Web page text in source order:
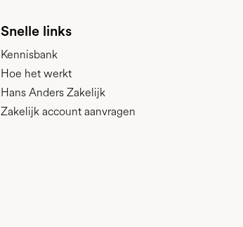
Snelle links
Kennisbank
Hoe het werkt
Hans Anders Zakelijk
Zakelijk account aanvragen